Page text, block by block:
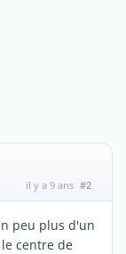
il y a 9 ans #2
peu plus d'un
centre de